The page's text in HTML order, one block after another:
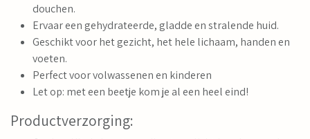
douchen.
Ervaar een gehydrateerde, gladde en stralende huid.
Geschikt voor het gezicht, het hele lichaam, handen en
voeten.
Perfect voor volwassenen en kinderen
Let op: met een beetje kom je al een heel eind!
Productverzorging: